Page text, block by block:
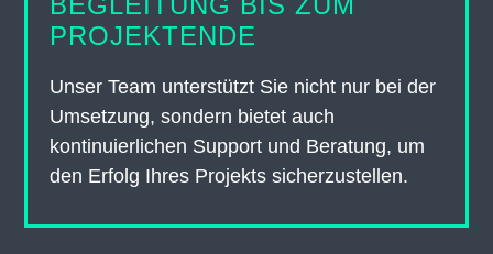
PROJEKTENDE
Unser Team unterstützt Sie nicht nur bei der
Umsetzung, sondern bietet auch
kontinuierlichen Support und Beratung, um
den Erfolg Ihres Projekts sicherzustellen.